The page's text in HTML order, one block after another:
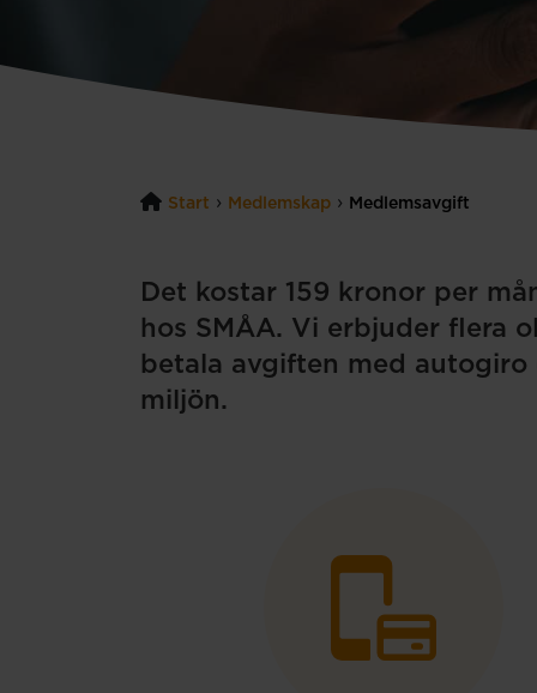
Start › Medlemskap › Medlemsavgift
Det kostar 159 kronor per
hos SMÅA. Vi erbjuder flera
betala avgiften med
miljön.